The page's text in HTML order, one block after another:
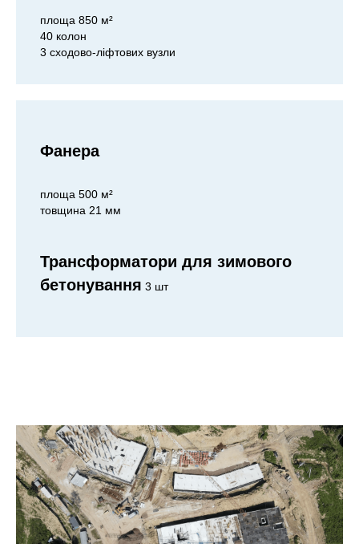
площа 850 м²
40 колон
3 сходово-ліфтових вузли
Фанера
площа 500 м²
товщина 21 мм
Трансформатори для зимового
бетонування 3 шт